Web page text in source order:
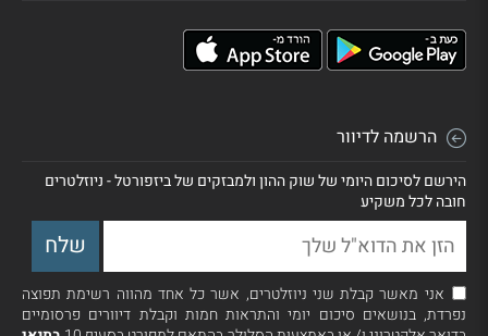
הרשמה לדיוור
הירשם לסיכום היומי של שוק ההון ולמבזקים של ביזפורטל - ניוזלטרים
חובה לכל משקיע
אני מאשר קבלת שני ניוזלטרים, אשר כל אחד מהווה רשימת תפוצה
נפרדת, בנושאים סיכום יומי והתראות חמות וקבלת דיוורים פרסומיים